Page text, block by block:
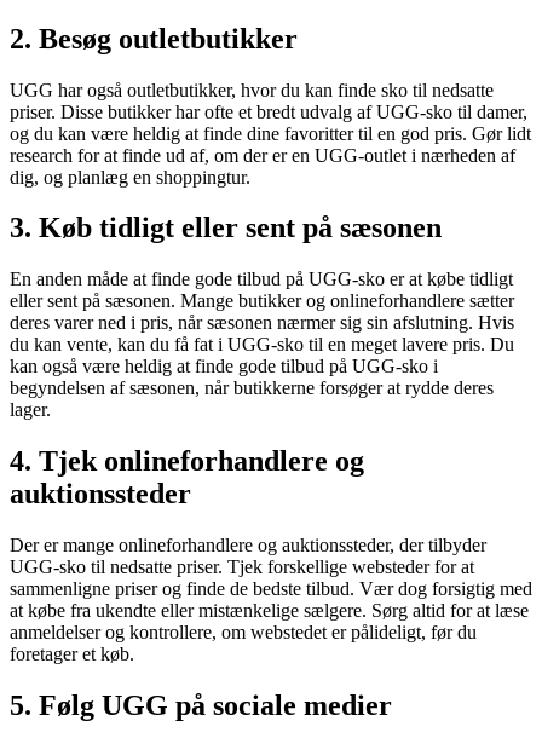
2. Besøg outletbutikker
UGG har også outletbutikker, hvor du kan finde sko til nedsatte
priser. Disse butikker har ofte et bredt udvalg af UGG-sko til damer,
og du kan være heldig at finde dine favoritter til en god pris. Gør lidt
research for at finde ud af, om der er en UGG-outlet i nærheden af
dig, og planlæg en shoppingtur.
3. Køb tidligt eller sent på sæsonen
En anden måde at finde gode tilbud på UGG-sko er at købe tidligt
eller sent på sæsonen. Mange butikker og onlineforhandlere sætter
deres varer ned i pris, når sæsonen nærmer sig sin afslutning. Hvis
du kan vente, kan du få fat i UGG-sko til en meget lavere pris. Du
kan også være heldig at finde gode tilbud på UGG-sko i
begyndelsen af sæsonen, når butikkerne forsøger at rydde deres
lager.
4. Tjek onlineforhandlere og
auktionssteder
Der er mange onlineforhandlere og auktionssteder, der tilbyder
UGG-sko til nedsatte priser. Tjek forskellige websteder for at
sammenligne priser og finde de bedste tilbud. Vær dog forsigtig med
at købe fra ukendte eller mistænkelige sælgere. Sørg altid for at læse
anmeldelser og kontrollere, om webstedet er pålideligt, før du
foretager et køb.
5. Følg UGG på sociale medier